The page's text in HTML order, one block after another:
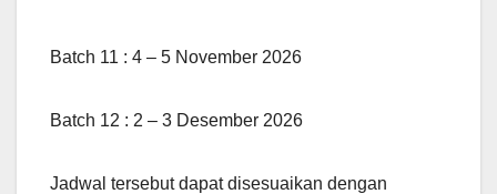
Batch 11 : 4 – 5 November 2026
Batch 12 : 2 – 3 Desember 2026
Jadwal tersebut dapat disesuaikan dengan